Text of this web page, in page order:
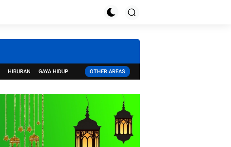
HIBURAN GAYA HIDUP OTHER AREAS